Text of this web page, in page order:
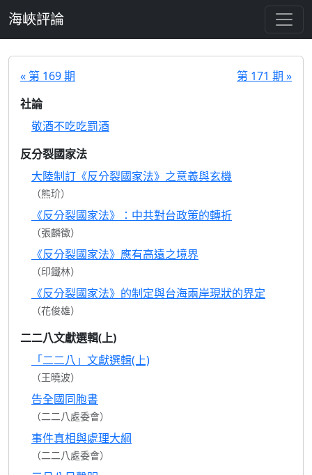
海峽評論
« 第 169 期
第 171 期 »
社論
敬酒不吃吃罰酒
反分裂國家法
大陸制訂《反分裂國家法》之意義與玄機
（熊玠）
《反分裂國家法》：中共對台政策的轉折
（張麟徵）
《反分裂國家法》應有高遠之境界
（印鐵林）
《反分裂國家法》的制定與台海兩岸現狀的界定
（花俊雄）
二二八文獻選輯(上)
「二二八」文獻選輯(上)
（王曉波）
告全國同胞書
（二二八處委會）
事件真相與處理大綱
（二二八處委會）